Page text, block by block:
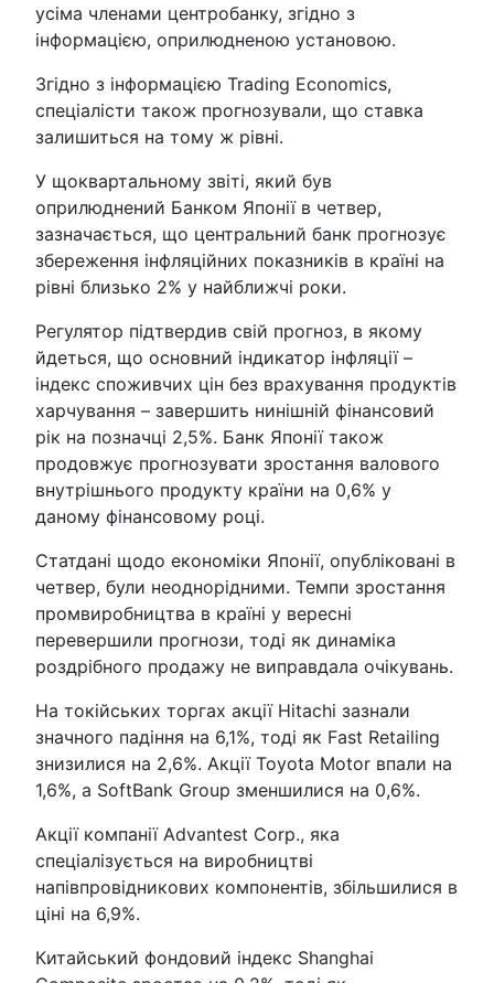
усіма членами центробанку, згідно з
інформацією, оприлюдненою установою.
Згідно з інформацією Trading Economics,
спеціалісти також прогнозували, що ставка
залишиться на тому ж рівні.
У щоквартальному звіті, який був
оприлюднений Банком Японії в четвер,
зазначається, що центральний банк прогнозує
збереження інфляційних показників в країні на
рівні близько 2% у найближчі роки.
Регулятор підтвердив свій прогноз, в якому
йдеться, що основний індикатор інфляції –
індекс споживчих цін без врахування продуктів
харчування – завершить нинішній фінансовий
рік на позначці 2,5%. Банк Японії також
продовжує прогнозувати зростання валового
внутрішнього продукту країни на 0,6% у
даному фінансовому році.
Статдані щодо економіки Японії, опубліковані в
четвер, були неоднорідними. Темпи зростання
промвиробництва в країні у вересні
перевершили прогнози, тоді як динаміка
роздрібного продажу не виправдала очікувань.
На токійських торгах акції Hitachi зазнали
значного падіння на 6,1%, тоді як Fast Retailing
знизилися на 2,6%. Акції Toyota Motor впали на
1,6%, а SoftBank Group зменшилися на 0,6%.
Акції компанії Advantest Corp., яка
спеціалізується на виробництві
напівпровідникових компонентів, збільшилися в
ціні на 6,9%.
Китайський фондовий індекс Shanghai